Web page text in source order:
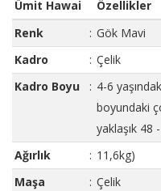
Ümit Hawai
Özellikler
Renk
: Gök Mavi
Kadro
: Çelik
Kadro Boyu
: 4-6
boyundaki
yaklaşık 48
Ağırlık
: 11,6kg)
Maşa
: Çelik